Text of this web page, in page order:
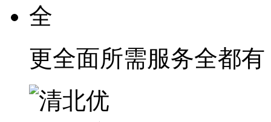
更全面所需服务全都有